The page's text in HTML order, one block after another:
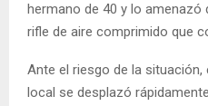
hermano de 40 y lo amenazó
rifle de aire comprimido que
Ante el riesgo de la
local se desplazó